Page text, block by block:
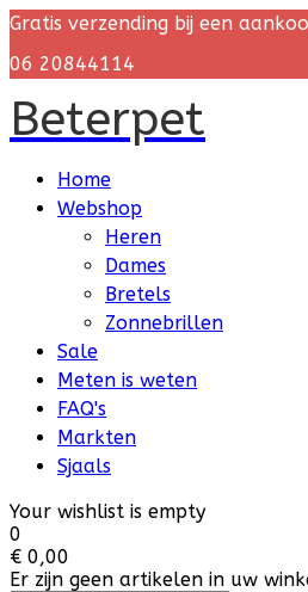
Gratis verzending bij een
06 20844114
Beterpet
Home
Webshop
Heren
Dames
Bretels
Zonnebrillen
Sale
Meten is weten
FAQ's
Markten
Sjaals
Your wishlist is empty
0
€ 0,00
Er zijn geen artikelen in uw